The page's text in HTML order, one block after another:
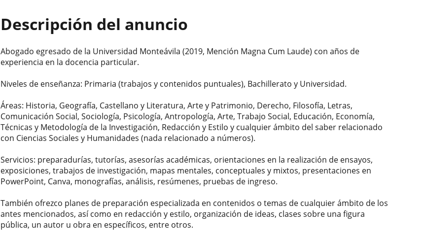
Descripción del anuncio
Abogado egresado de la Universidad Monteávila (2019, Mención Magna Cum Laude) con años de
experiencia en la docencia particular.
Niveles de enseñanza: Primaria (trabajos y contenidos puntuales), Bachillerato y Universidad.
Áreas: Historia, Geografía, Castellano y Literatura, Arte y Patrimonio, Derecho, Filosofía, Letras,
Comunicación Social, Sociología, Psicología, Antropología, Arte, Trabajo Social, Educación, Economía,
Técnicas y Metodología de la Investigación, Redacción y Estilo y cualquier ámbito del saber relacionado
con Ciencias Sociales y Humanidades (nada relacionado a números).
Servicios: preparadurías, tutorías, asesorías académicas, orientaciones en la realización de ensayos,
exposiciones, trabajos de investigación, mapas mentales, conceptuales y mixtos, presentaciones en
PowerPoint, Canva, monografías, análisis, resúmenes, pruebas de ingreso.
También ofrezco planes de preparación especializada en contenidos o temas de cualquier ámbito de los
antes mencionados, así como en redacción y estilo, organización de ideas, clases sobre una figura
pública, un autor u obra en específicos, entre otros.